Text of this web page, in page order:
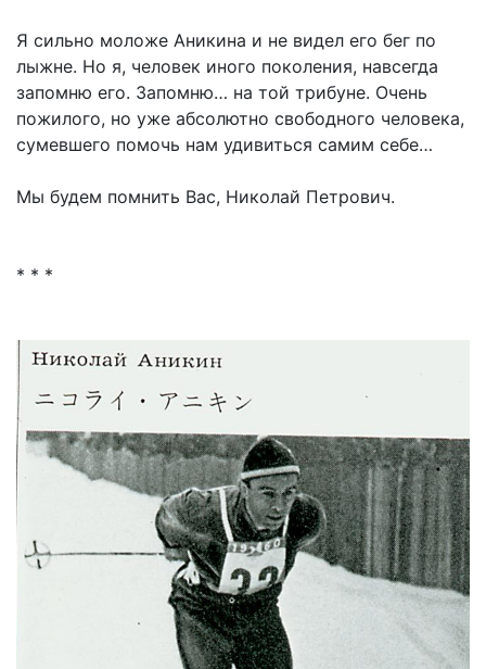
Я сильно моложе Аникина и не видел его бег по
лыжне. Но я, человек иного поколения, навсегда
запомню его. Запомню… на той трибуне. Очень
пожилого, но уже абсолютно свободного человека,
сумевшего помочь нам удивиться самим себе…
Мы будем помнить Вас, Николай Петрович.
* * *